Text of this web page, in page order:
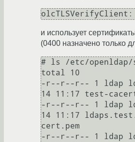
olcTLSVerifyClient:
и использует
(0400 назначено только
# ls /etc/
total 10
-r--r--r-- 1 ldap
14 11:17 test-
-r--r--r-- 1 ldap
14 11:17
cert.pem
-r--r--r-- 1 ldap